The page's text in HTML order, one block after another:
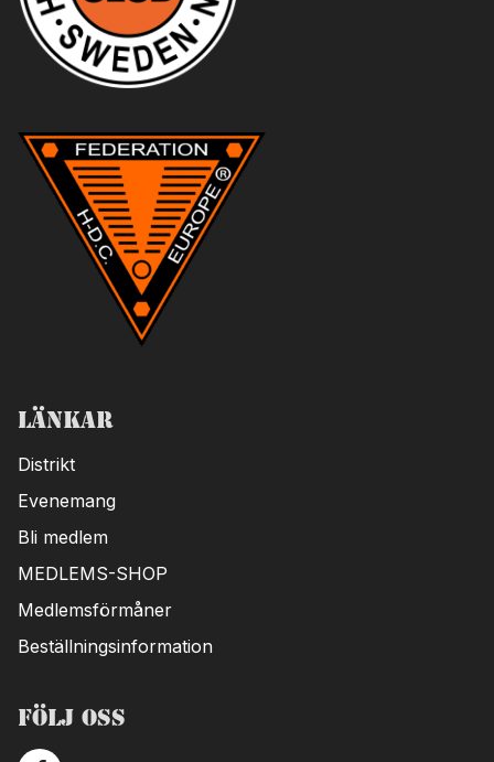
Länkar
Distrikt
Evenemang
Bli medlem
MEDLEMS-SHOP
Medlemsförmåner
Beställningsinformation
Följ oss